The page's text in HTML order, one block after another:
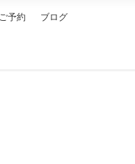
ご予約 ブログ